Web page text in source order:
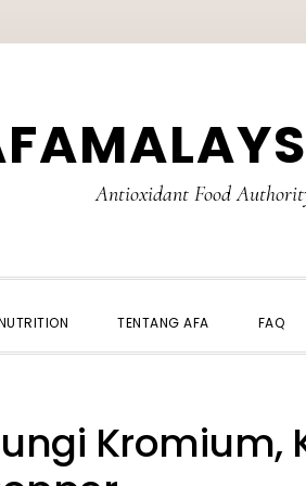
Antioxidant Food
TENTANG AFA FAQ
Kromium,